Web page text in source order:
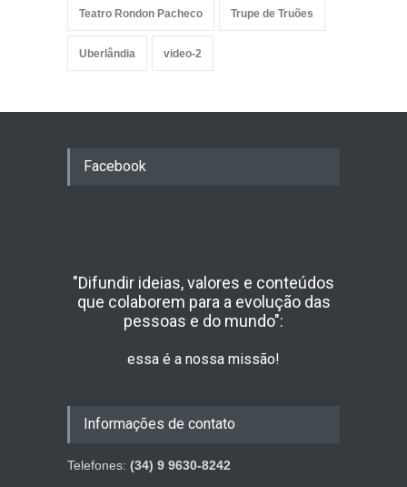
Teatro Rondon Pacheco Trupe de Truões
Uberlândia video-2
Facebook
"Difundir ideias, valores e conteúdos
que colaborem para a evolução das
pessoas e do mundo":
essa é a nossa missão!
Informações de contato
Telefones: (34) 9 9630-8242